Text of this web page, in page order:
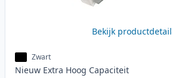
Bekijk
Zwart
Nieuw Extra Hoog Capaciteit